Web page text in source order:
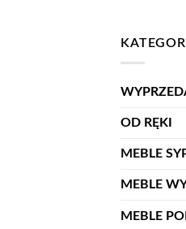
OD RĘKI
MEBLE
MEBLE
MEBLE